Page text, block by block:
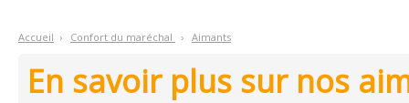
Accueil › Confort du maréchal › Aimants
En savoir plus sur nos